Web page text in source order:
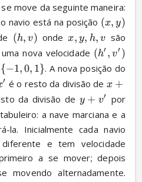
move da seguinte maneira:
navio está na posição (x, y)
(h, v) onde x, y, h, v são
nova velocidade (h′ , v′ )
{−1,0, 1}. A nova posição do
′ é o resto da divisão de x +
da divisão de y + v′ por
a nave marciana e a
la. Inicialmente cada navio
e tem velocidade
a se mover; depois
movendo alternadamente.